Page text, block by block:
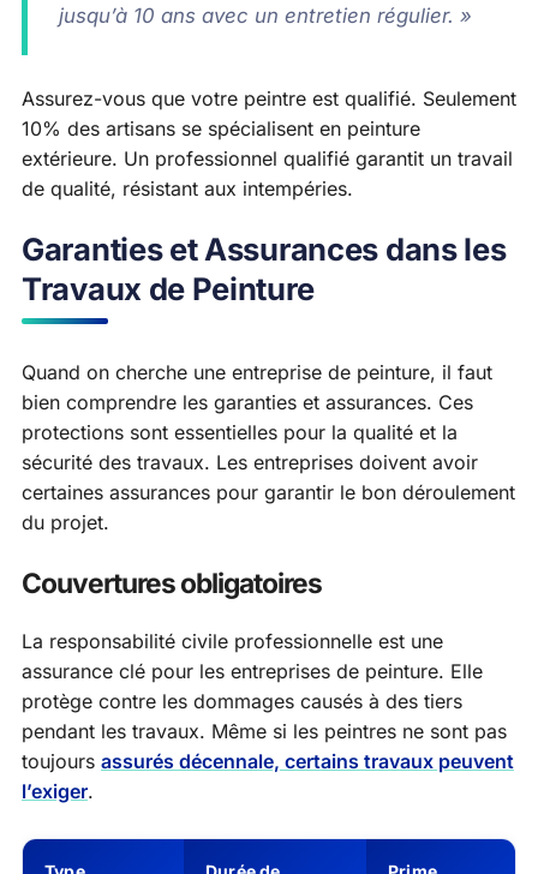
jusqu’à 10 ans avec un entretien régulier. »
Assurez-vous que votre peintre est qualifié. Seulement
10% des artisans se spécialisent en peinture
extérieure. Un professionnel qualifié garantit un travail
de qualité, résistant aux intempéries.
Garanties et Assurances dans les
Travaux de Peinture
Quand on cherche une entreprise de peinture, il faut
bien comprendre les garanties et assurances. Ces
protections sont essentielles pour la qualité et la
sécurité des travaux. Les entreprises doivent avoir
certaines assurances pour garantir le bon déroulement
du projet.
Couvertures obligatoires
La responsabilité civile professionnelle est une
assurance clé pour les entreprises de peinture. Elle
protège contre les dommages causés à des tiers
pendant les travaux. Même si les peintres ne sont pas
toujours assurés décennale, certains travaux peuvent
l’exiger.